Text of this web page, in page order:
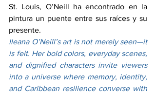
St. Louis, O’Neill ha encontrado en la
pintura un puente entre sus raíces y su
presente.
Ileana O’Neill’s art is not merely seen—it
is felt. Her bold colors, everyday scenes,
and dignified characters invite viewers
into a universe where memory, identity,
and Caribbean resilience converse with